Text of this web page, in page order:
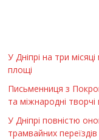
У Дніпрі на три
площі
Письменниця з
та міжнародні
У Дніпрі повністю
трамвайних переїздів